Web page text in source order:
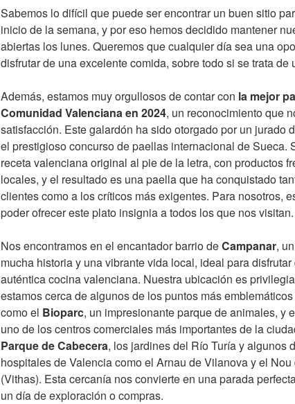
Sabemos lo difícil que puede ser encontrar un buen sitio
inicio de la semana, y por eso hemos decidido mantener
abiertas los lunes. Queremos que cualquier día sea una
disfrutar de una excelente comida, sobre todo si se trata de
Además, estamos muy orgullosos de contar con la mejor
Comunidad Valenciana en 2024, un reconocimiento que
satisfacción. Este galardón ha sido otorgado por un jurado
el prestigioso concurso de paellas internacional de Sueca.
receta valenciana original al pie de la letra, con productos
locales, y el resultado es una paella que ha conquistado
clientes como a los críticos más exigentes. Para nosotros,
poder ofrecer este plato insignia a todos los que nos visitan.
Nos encontramos en el encantador barrio deCampanar,
mucha historia y una vibrante vida local, ideal para disfrutar
auténtica cocina valenciana. Nuestra ubicación es
estamos cerca de algunos de los puntos más
como el Bioparc, un impresionante parque de animales, y
uno de los centros comerciales más importantes de la
Parque de Cabecera, los jardines del Río Turía y algunos
hospitales de Valencia como el Arnau de Vilanova y el Nou
(Vithas). Esta cercanía nos convierte en una parada
un día de exploración o compras.